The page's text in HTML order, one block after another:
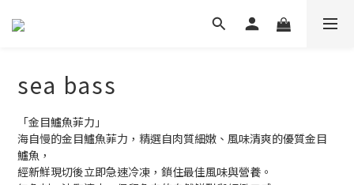
sea ​​bass
「金目鱸魚菲力」
海自慢的金目鱸魚菲力，精選自肉質細嫩、風味清爽的優質金目
鱸魚，
經新鮮現切後立即急速冷凍，鎖住最佳風味與營養。